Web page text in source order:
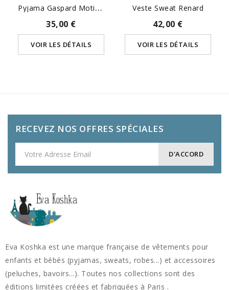
P
Yjama Gaspard Motif Pingouins
35,00 €
VOIR LES DÉTAILS
Veste Sweat Renard
42,00 €
VOIR LES DÉTAILS
RECEVEZ NOS OFFRES SPÉCIALES
Eva Koshka est une marque française de vêtements pour
enfants et bébés (pyjamas, sweats, robes...) et accessoires
(peluches, bavoirs...). Toutes nos collections sont des
éditions limitées créées et fabriquées à Paris .